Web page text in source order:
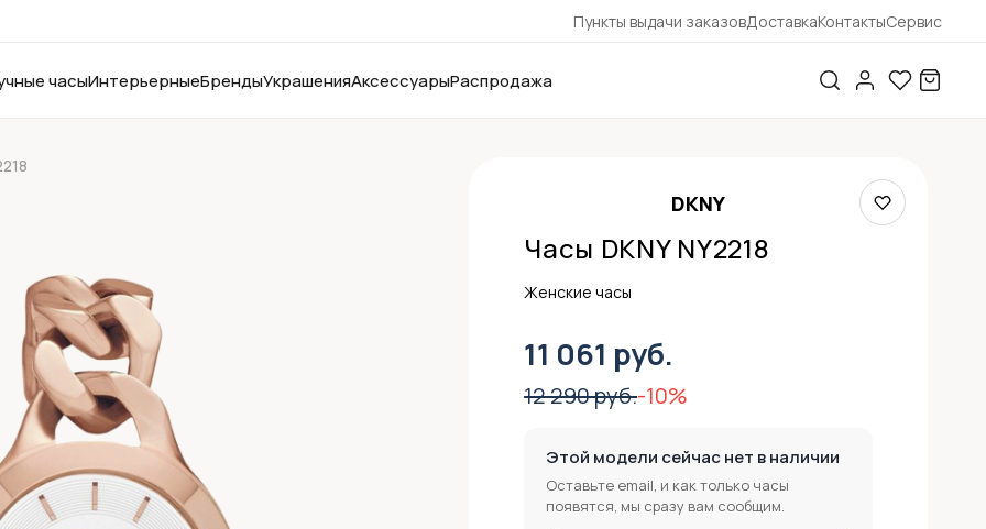
Пункты выдачи заказовДоставкаКонтактыСервис
часыИнтерьерныеБрендыУкрашенияАксессуарыРаспродажа
DKNY
Часы DKNY NY2218
Женские часы
11 061 руб.
12 290 руб.-10%
Этой модели сейчас нет в наличии
Оставьте email, и как только часы
появятся, мы сразу вам сообщим.